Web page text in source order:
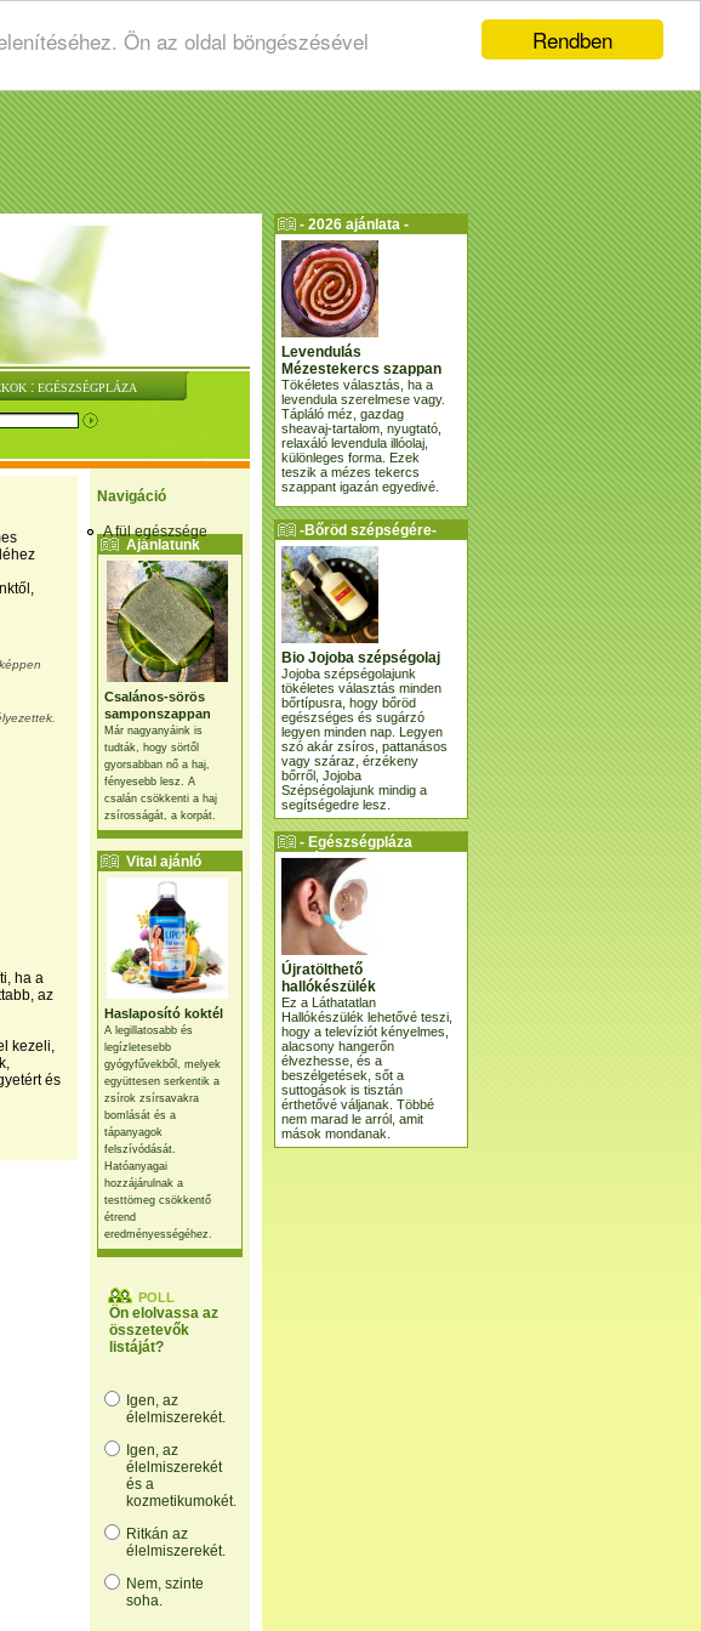
Rendben
Ön az oldal böngészésével
: EGÉSZSÉGPLÁZA
Navigáció
A fül egészsége
Ajánlatunk
Csalános-sörös
samponszappan
Már nagyanyáink is
tudták, hogy sörtől
gyorsabban nő a haj,
fényesebb lesz. A
csalán csökkenti a haj
zsírosságát, a korpát.
Vital ajánló
Haslaposító koktél
A legillatosabb és
legízletesebb
gyógyfűvekből, melyek
együttesen serkentik a
zsírok zsírsavakra
bomlását és a
tápanyagok
felszívódását.
Hatóanyagai
hozzájárulnak a
testtömeg csökkentő
étrend
eredményességéhez.
POLL
Ön elolvassa az
összetevők
listáját?
Igen, az
élelmiszerekét.
Igen, az
élelmiszerekét
és a
kozmetikumokét.
Ritkán az
élelmiszerekét.
Nem, szinte
soha.
ha a
az
kezeli,
és
- 2026 ajánlata -
Levendulás
Mézestekercs szappan
Tökéletes választás, ha a
levendula szerelmese vagy.
Tápláló méz, gazdag
sheavaj-tartalom, nyugtató,
relaxáló levendula illóolaj,
különleges forma. Ezek
teszik a mézes tekercs
szappant igazán egyedivé.
-Bőröd szépségére-
Bio Jojoba szépségolaj
Jojoba szépségolajunk
tökéletes választás minden
bőrtípusra, hogy bőröd
egészséges és sugárzó
legyen minden nap. Legyen
szó akár zsíros, pattanásos
vagy száraz, érzékeny
bőrről, Jojoba
Szépségolajunk mindig a
segítségedre lesz.
- Egészségpláza
ajánlatunk -
Újratölthető
hallókészülék
Ez a Láthatatlan
Hallókészülék lehetővé teszi,
hogy a televíziót kényelmes,
alacsony hangerőn
élvezhesse, és a
beszélgetések, sőt a
suttogások is tisztán
érthetővé váljanak. Többé
nem marad le arról, amit
mások mondanak.